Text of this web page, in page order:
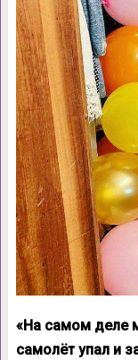
«На самом деле
самолёт упал и